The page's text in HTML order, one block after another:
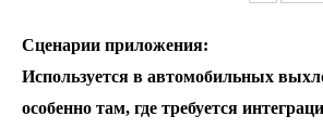
Сценарии приложения:
Используется в автомобильных
особенно там, где требуется